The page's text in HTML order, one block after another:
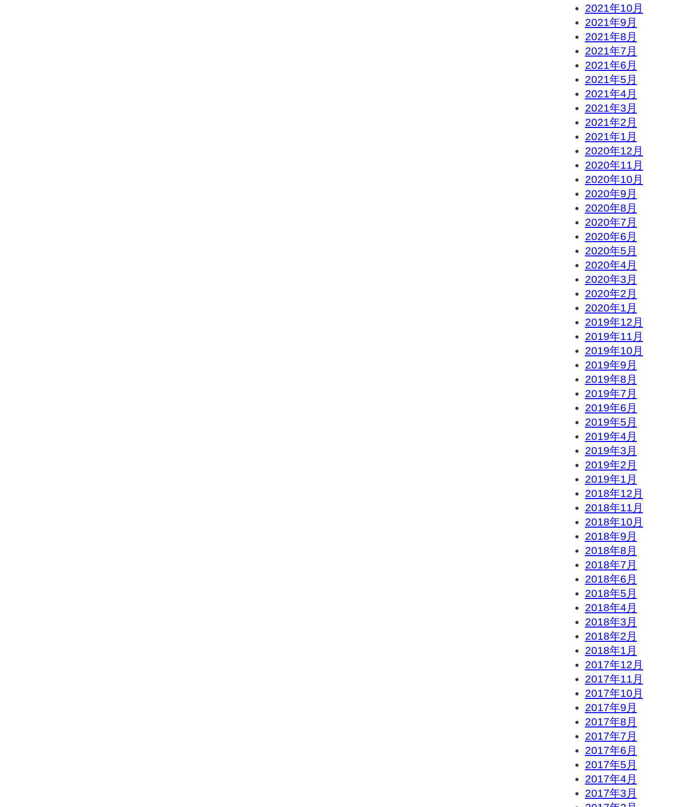
2021年10月
2021年9月
2021年8月
2021年7月
2021年6月
2021年5月
2021年4月
2021年3月
2021年2月
2021年1月
2020年12月
2020年11月
2020年10月
2020年9月
2020年8月
2020年7月
2020年6月
2020年5月
2020年4月
2020年3月
2020年2月
2020年1月
2019年12月
2019年11月
2019年10月
2019年9月
2019年8月
2019年7月
2019年6月
2019年5月
2019年4月
2019年3月
2019年2月
2019年1月
2018年12月
2018年11月
2018年10月
2018年9月
2018年8月
2018年7月
2018年6月
2018年5月
2018年4月
2018年3月
2018年2月
2018年1月
2017年12月
2017年11月
2017年10月
2017年9月
2017年8月
2017年7月
2017年6月
2017年5月
2017年4月
2017年3月